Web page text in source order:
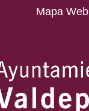
Mapa Web